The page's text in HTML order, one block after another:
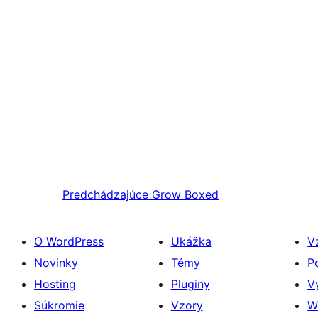
Predchádzajúce Grow Boxed
O WordPress
Novinky
Hosting
Súkromie
Ukážka
Témy
Pluginy
Vzory